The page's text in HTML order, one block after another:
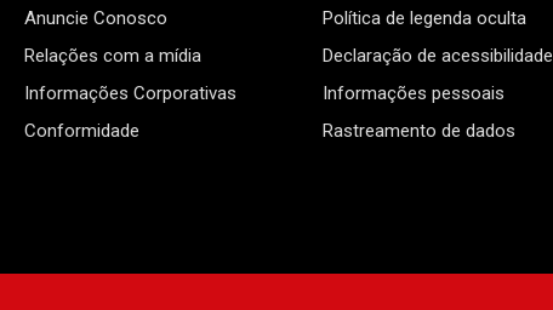
Anuncie Conosco
Relações com a mídia
Informações Corporativas
Conformidade
Política de legenda oculta
Declaração de acessibilidade
Informações pessoais
Rastreamento de dados